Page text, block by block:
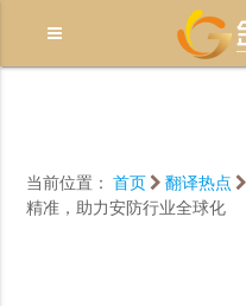
当前位置：首页 翻译热点
精准，助力安防行业全球化